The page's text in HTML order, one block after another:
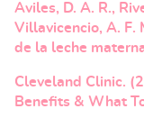
Aviles, D. A. R.,
Villavicencio, A. F.
de la leche
Cleveland Clinic.
Benefits & What